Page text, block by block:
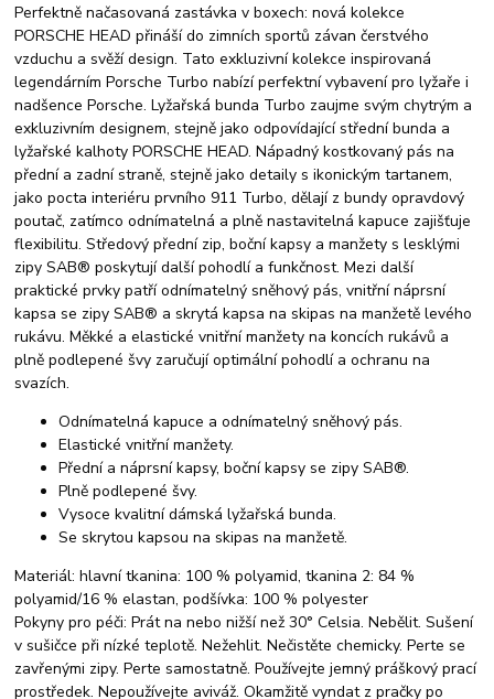
Perfektně načasovaná zastávka v boxech: nová kolekce
PORSCHE HEAD přináší do zimních sportů závan čerstvého
vzduchu a svěží design. Tato exkluzivní kolekce inspirovaná
legendárním Porsche Turbo nabízí perfektní vybavení pro lyžaře i
nadšence Porsche. Lyžařská bunda Turbo zaujme svým chytrým a
exkluzivním designem, stejně jako odpovídající střední bunda a
lyžařské kalhoty PORSCHE HEAD. Nápadný kostkovaný pás na
přední a zadní straně, stejně jako detaily s ikonickým tartanem,
jako pocta interiéru prvního 911 Turbo, dělají z bundy opravdový
poutač, zatímco odnímatelná a plně nastavitelná kapuce zajišťuje
flexibilitu. Středový přední zip, boční kapsy a manžety s lesklými
zipy SAB® poskytují další pohodlí a funkčnost. Mezi další
praktické prvky patří odnímatelný sněhový pás, vnitřní náprsní
kapsa se zipy SAB® a skrytá kapsa na skipas na manžetě levého
rukávu. Měkké a elastické vnitřní manžety na koncích rukávů a
plně podlepené švy zaručují optimální pohodlí a ochranu na
svazích.
Odnímatelná kapuce a odnímatelný sněhový pás.
Elastické vnitřní manžety.
Přední a náprsní kapsy, boční kapsy se zipy SAB®.
Plně podlepené švy.
Vysoce kvalitní dámská lyžařská bunda.
Se skrytou kapsou na skipas na manžetě.
Materiál: hlavní tkanina: 100 % polyamid, tkanina 2: 84 %
polyamid/16 % elastan, podšívka: 100 % polyester
Pokyny pro péči: Prát na nebo nižší než 30° Celsia. Nebělit. Sušení
v sušičce při nízké teplotě. Nežehlit. Nečistěte chemicky. Perte se
zavřenými zipy. Perte samostatně. Používejte jemný práškový prací
prostředek. Nepoužívejte aviváž. Okamžitě vyndat z pračky po